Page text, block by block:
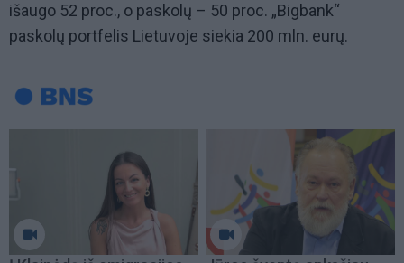
išaugo 52 proc., o paskolų – 50 proc. „Bigbank“
paskolų portfelis Lietuvoje siekia 200 mln. eurų.